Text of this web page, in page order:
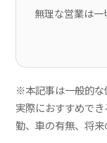
無理な営業は
※本記事は一般的な
実際におすすめで
勤、車の有無、将来